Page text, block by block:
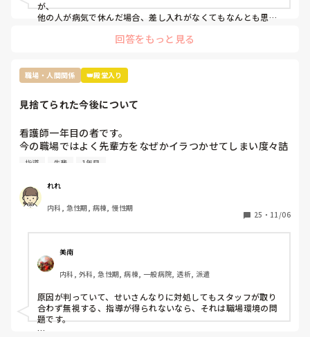
ぶっちゃけ遊んでたわけではなくむしろコロナで苦しんでた
のにお菓子ごときでって話なんですけど、菓子折り買いに行
皆さんはそんな休んだらお菓子みたいなルールあります
が、
他の人が病気で休んだ場合、差し入れがなくてもなんとも思わ
コロナ感染の類や急病の場合は特に、そんな余裕もないでしょ
ね。
当たり前なんだから、文句言う人の気持ちが全くわかりませ
多分その人はいいお菓子を貰っても、休んだ事に対して文句を
言うタイプじゃないかなと思います。
『ただの文句言いたいウーマン』だと認識してしまいます。
そういう人は苦手なので、私だったら本人に
回答をもっと見る
職場・人間関係 👑殿堂入り
見捨てられた今後について
看護師一年目の者です。
今の職場ではよく先輩方をなぜかイラつかせてしまい度々詰
所で私のことについて色々と言ってることを耳にします。
が不快に感じると言われてます。
推測ですが私は人見知りで話すのが苦手なため毎日ペコペコ
しながら愛想笑いをして先輩方の機嫌を伺いなんとか仕事を
しかし元々メンタルも強くなかったことからこの状況がスト
レスとなり体調を崩し、睡眠不足と少し鬱状態な感じで仕事
をしていました。そのせいもあってか先輩に言われたことを
やってなかったりケアレスミスが目立つようになり、もとも
とよく思われてなかったため、この行いからついに見捨てら
れました。
見捨てられたと確信したのは明らかにもう何も指導していた
だけなくなり、詰所で〜さんにはもう無視した。もう教えな
指導 先輩 1年目
れれ
内科, 急性期, 病棟, 慢性期
25 ・ 11/06
美南
内科, 外科, 急性期, 病棟, 一般病院, 透析, 派遣
原因が判っていて、せいさんなりに対処してもスタッフが取り
合わず無視する、指導が得られないなら、それは職場環境の問
題です。